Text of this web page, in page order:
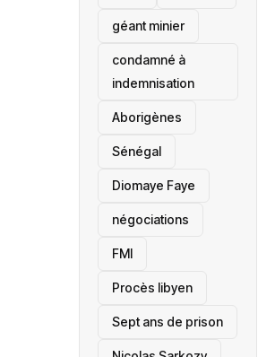
géant minier
condamné à
indemnisation
Aborigènes
Sénégal
Diomaye Faye
négociations
FMI
Procès libyen
Sept ans de prison